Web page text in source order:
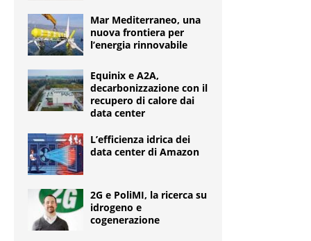
Mar Mediterraneo, una
nuova frontiera per
l’energia rinnovabile
Equinix e A2A,
decarbonizzazione con il
recupero di calore dai
data center
L’efficienza idrica dei
data center di Amazon
2G e PoliMI, la ricerca su
idrogeno e
cogenerazione